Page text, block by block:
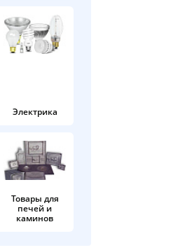
Электрика
Товары для
печей и
каминов